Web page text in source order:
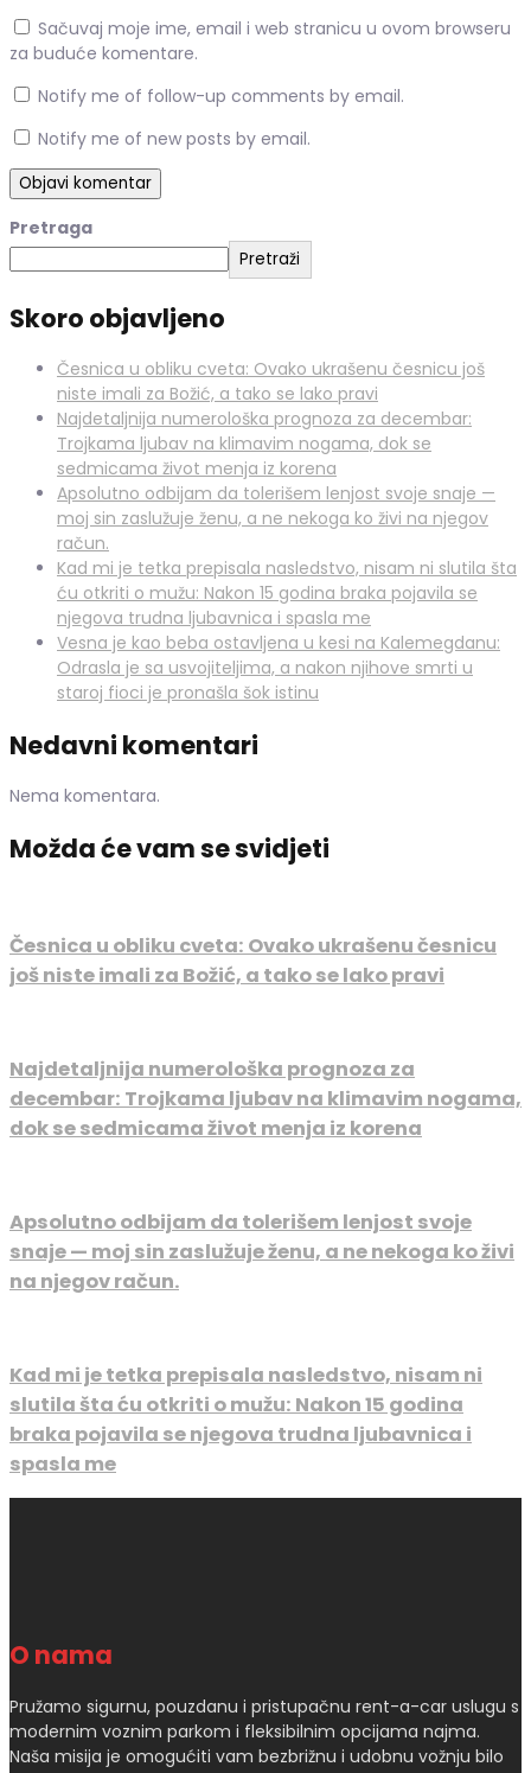
Sačuvaj moje ime, email i web stranicu u ovom browseru
za buduće komentare.
Notify me of follow-up comments by email.
Notify me of new posts by email.
Pretraga
Pretraži
Skoro objavljeno
Česnica u obliku cveta: Ovako ukrašenu česnicu još
niste imali za Božić, a tako se lako pravi
Najdetaljnija numerološka prognoza za decembar:
Trojkama ljubav na klimavim nogama, dok se
sedmicama život menja iz korena
Apsolutno odbijam da tolerišem lenjost svoje snaje —
moj sin zaslužuje ženu, a ne nekoga ko živi na njegov
račun.
Kad mi je tetka prepisala nasledstvo, nisam ni slutila šta
ću otkriti o mužu: Nakon 15 godina braka pojavila se
njegova trudna ljubavnica i spasla me
Vesna je kao beba ostavljena u kesi na Kalemegdanu:
Odrasla je sa usvojiteljima, a nakon njihove smrti u
staroj fioci je pronašla šok istinu
Nedavni komentari
Nema komentara.
Možda će vam se svidjeti
Česnica u obliku cveta: Ovako ukrašenu česnicu
još niste imali za Božić, a tako se lako pravi
Najdetaljnija numerološka prognoza za
decembar: Trojkama ljubav na klimavim nogama,
dok se sedmicama život menja iz korena
Apsolutno odbijam da tolerišem lenjost svoje
snaje — moj sin zaslužuje ženu, a ne nekoga ko živi
na njegov račun.
Kad mi je tetka prepisala nasledstvo, nisam ni
slutila šta ću otkriti o mužu: Nakon 15 godina
braka pojavila se njegova trudna ljubavnica i
spasla me
O nama
Pružamo sigurnu, pouzdanu i pristupačnu rent-a-car uslugu s
modernim voznim parkom i fleksibilnim opcijama najma.
Naša misija je omogućiti vam bezbrižnu i udobnu vožnju bilo